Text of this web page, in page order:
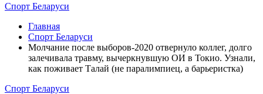
Спорт Беларуси
Главная
Спорт Беларуси
Молчание после выборов-2020 отвернуло коллег, долго
залечивала травму, вычеркнувшую ОИ в Токио. Узнали,
как поживает Талай (не паралимпиец, а барьеристка)
Спорт Беларуси